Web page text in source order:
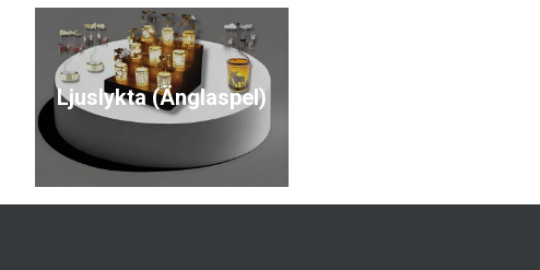
Ljuslykta (Änglaspel)